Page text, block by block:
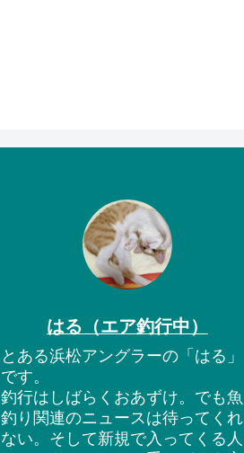
はる（エア釣行中）
とある浜松アングラーの「はる」
です。
釣行はしばらくおあずけ。でも魚
釣り関連のニュースは待ってくれ
ない。そして新規で入ってくる人